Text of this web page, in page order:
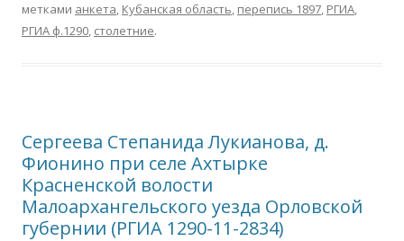
метками анкета, Кубанская область, перепись 1897, РГИА,
РГИА ф.1290, столетние.
Сергеева Степанида Лукианова, д.
Фионино при селе Ахтырке
Красненской волости
Малоархангельского уезда Орловской
губернии (РГИА 1290-11-2834)